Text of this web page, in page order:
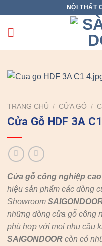
content
NỘI THẤT
TRANG CHỦ / CỬA GỖ /
Cửa Gỗ HDF 3A
Cửa gỗ công nghiệp cao
hiệu sản phẩm các dòng
Showroom
những dòng cửa gỗ công
phù hợp với mọi nhu cầu
SAIGONDOOR còn có